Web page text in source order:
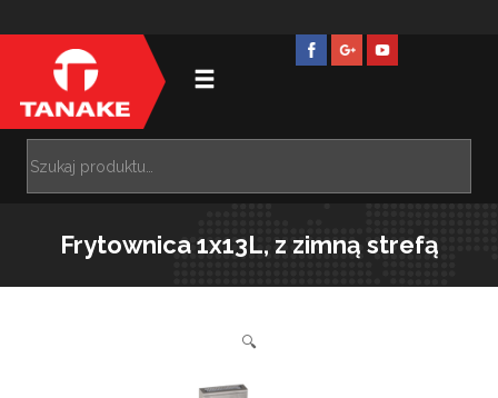
Frytownica 1x13L, z zimną strefą
🔍